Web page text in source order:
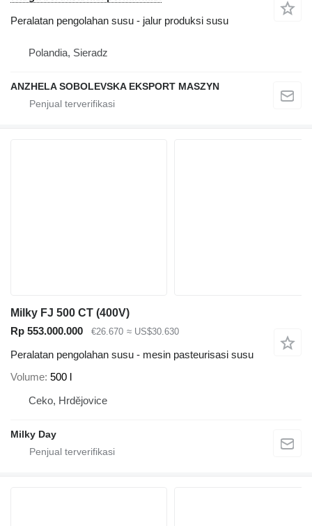
Peralatan pengolahan susu - jalur produksi susu
Polandia, Sieradz
ANZHELA SOBOLEVSKA EKSPORT MASZYN
Milky FJ 500 CT (400V)
Rp 553.000.000
€26.670 ≈ US$30.630
Peralatan pengolahan susu - mesin pasteurisasi susu
Volume 500 l
Ceko, Hrdějovice
Milky Day